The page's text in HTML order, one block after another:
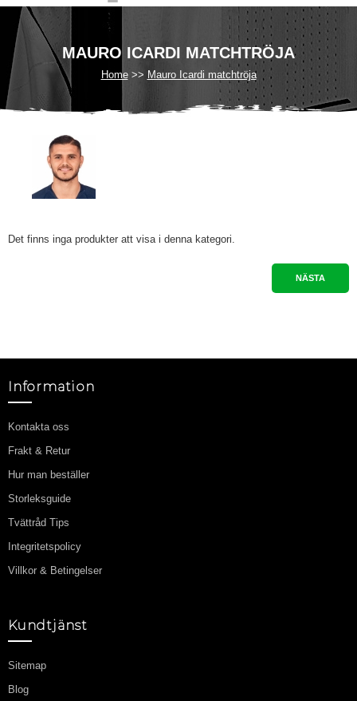
MAURO ICARDI MATCHTRÖJA
Home Mauro Icardi matchtröja
Det finns inga produkter att visa i denna kategori.
NÄSTA
Information
Kontakta oss
Frakt & Retur
Hur man beställer
Storleksguide
Tvättråd Tips
Integritetspolicy
Villkor & Betingelser
Kundtjänst
Sitemap
Blog